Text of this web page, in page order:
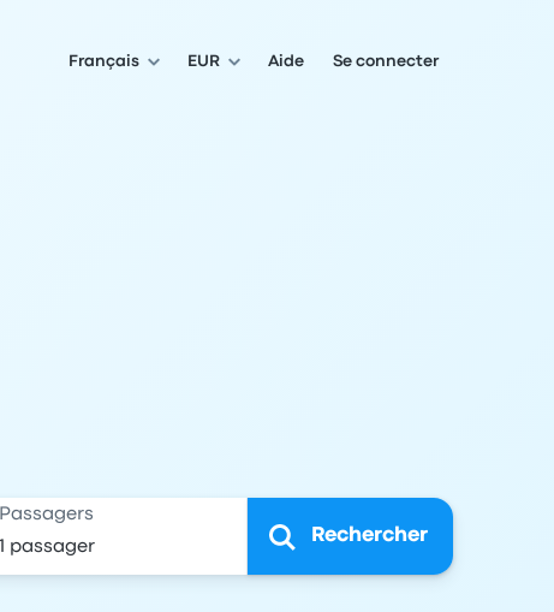
Français EUR Aide Se connecter
Passagers
Rechercher